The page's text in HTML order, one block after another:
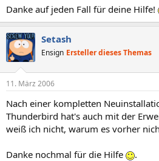
Danke auf jeden Fall für deine Hilfe!
Setash
Ensign Ersteller dieses Themas
11. März 2006
Nach einer kompletten
Thunderbird hat's auch mit der
weiß ich nicht, warum es vorher
Danke nochmal für die Hilfe .